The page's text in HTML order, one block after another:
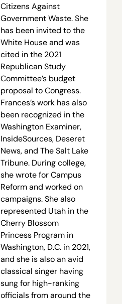
Citizens Against
Government Waste. She
has been invited to the
White House and was
cited in the 2021
Republican Study
Committee’s budget
proposal to Congress.
Frances’s work has also
been recognized in the
Washington Examiner,
InsideSources, Deseret
News, and The Salt Lake
Tribune. During college,
she wrote for Campus
Reform and worked on
campaigns. She also
represented Utah in the
Cherry Blossom
Princess Program in
Washington, D.C. in 2021,
and she is also an avid
classical singer having
sung for high-ranking
officials from around the